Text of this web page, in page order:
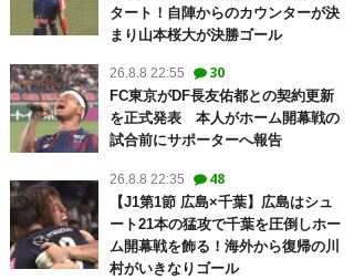
タート！自陣からのカウンターが決
まり山本桜大が決勝ゴール
26.8.8 22:55 30
FC東京がDF長友佑都との契約更新
を正式発表 本人がホーム開幕戦の
試合前にサポーターへ報告
26.8.8 22:35 48
【J1第1節 広島×千葉】広島はシュ
ート21本の猛攻で千葉を圧倒しホー
ム開幕戦を飾る！海外から復帰の川
村がいきなりゴール